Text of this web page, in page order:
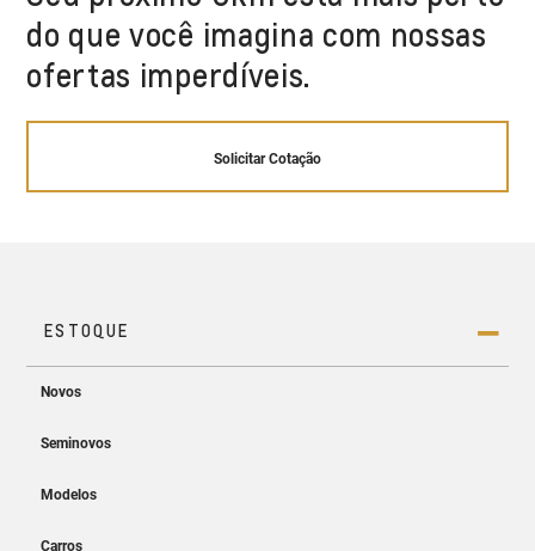
do que você imagina com nossas
ofertas imperdíveis.
Solicitar Cotação